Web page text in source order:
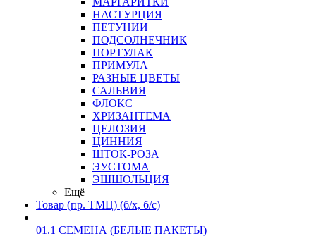
НАСТУРЦИЯ
ПЕТУНИИ
ПОДСОЛНЕЧНИК
ПОРТУЛАК
ПРИМУЛА
РАЗНЫЕ ЦВЕТЫ
САЛЬВИЯ
ФЛОКС
ХРИЗАНТЕМА
ЦЕЛОЗИЯ
ЦИННИЯ
ШТОК-РОЗА
ЭУСТОМА
ЭШШОЛЬЦИЯ
Ещё
Товар (пр. ТМЦ) (б/х, б/с)
01.1 СЕМЕНА (БЕЛЫЕ ПАКЕТЫ)